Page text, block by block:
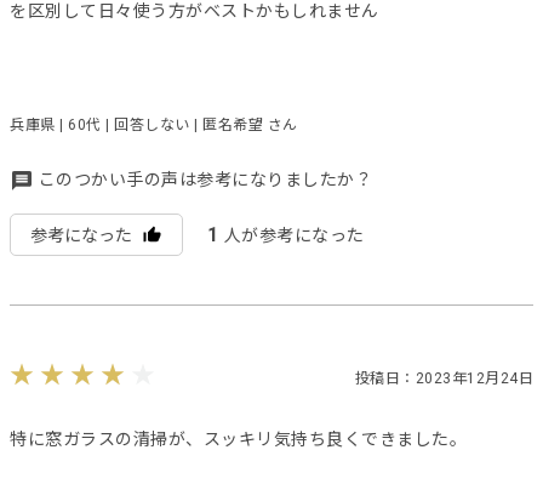
を区別して日々使う方がベストかもしれません
兵庫県 | 60代 | 回答しない | 匿名希望 さん
このつかい手の声は参考になりましたか？
参考になった 1 人が参考になった
投稿日：2023年12月24日
特に窓ガラスの清掃が、スッキリ気持ち良くできました。